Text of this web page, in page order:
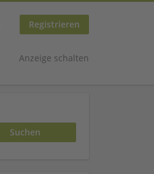
Registrieren
Anzeige schalten